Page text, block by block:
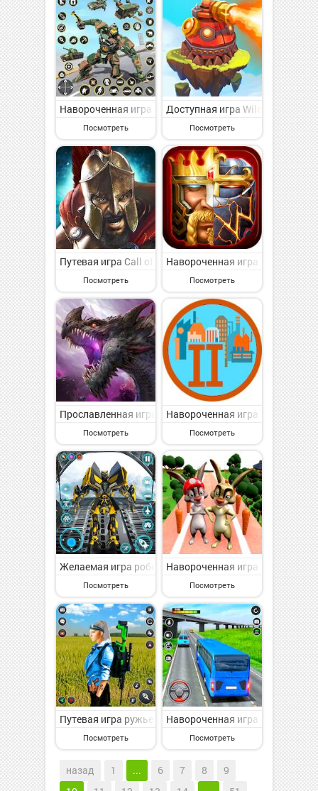
Навороченная игра автобус робот автомобиль игра
Посмотреть
Доступная игра Wild Sky:
Посмотреть
Путевая игра Call of Spartan на Андроид - веселая
Посмотреть
Навороченная игра Clash of
Посмотреть
Прославленная игра Rise of the Kings на Андроид -
Посмотреть
Навороченная игра Ленивое
Посмотреть
Желаемая игра робот игры - война роботов 3D на
Посмотреть
Навороченная игра Subway
Посмотреть
Путевая игра ружье стрельба ружье игры 2022 на
Посмотреть
Навороченная игра игры
Посмотреть
назад 1 ... 6 7 8
9